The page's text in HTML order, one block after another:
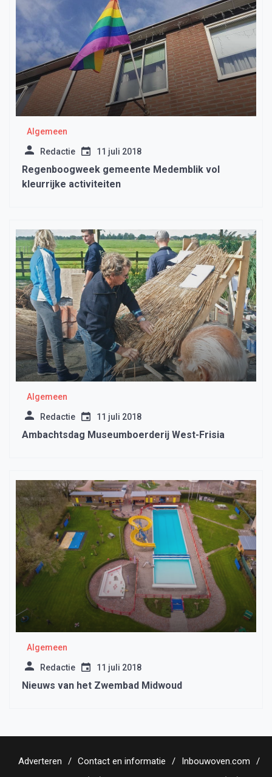
Algemeen
Redactie 11 juli 2018
Regenboogweek gemeente Medemblik vol
kleurrijke activiteiten
Algemeen
Redactie 11 juli 2018
Ambachtsdag Museumboerderij West-Frisia
Algemeen
Redactie 11 juli 2018
Nieuws van het Zwembad Midwoud
Adverteren Contact en informatie
Inbouwoven.com